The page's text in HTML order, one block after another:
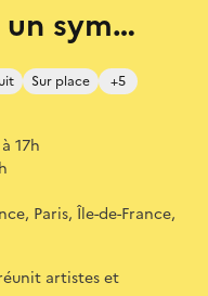
un sym…
Sur place +5
17h
Paris, Île-de-France,
artistes et